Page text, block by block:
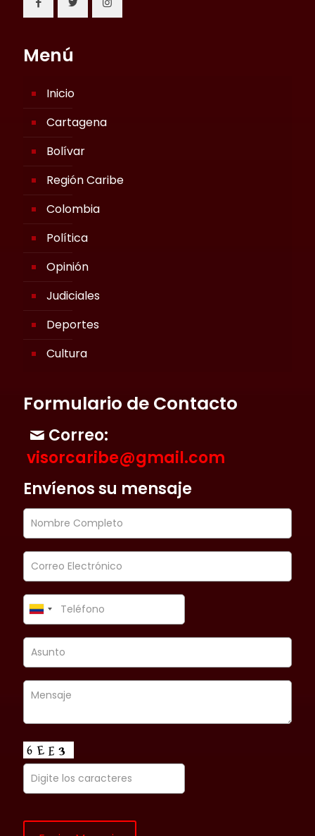
Menú
Inicio
Cartagena
Bolívar
Región Caribe
Colombia
Política
Opinión
Judiciales
Deportes
Cultura
Formulario de Contacto
Correo:
visorcaribe@gmail.com
Envíenos su mensaje